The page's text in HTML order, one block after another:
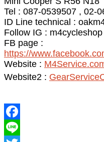
Tel : 087-0539507 , 02-
ID Line technical :
Follow IG : m4cycleshop
FB page :
https://
Website :
Website2 :